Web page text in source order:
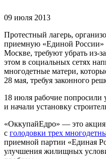
09 июля 2013
Протестный лагерь,
приемную «Единой России»
Москве, требуют убрать из-
этом в социальных сетях
многодетные матери,
28 мая, требуя законного
18 июля рабочие попросили
и начали установку
«ОккупайЕдро» — это акция
с голодовки трех
приемной партии «Единая
улучшения жилищных